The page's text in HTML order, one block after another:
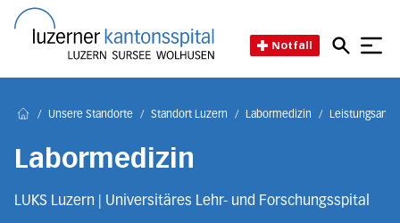
Notfall
/ Unsere Standorte / Standort Luzern / Labormedizin /
Labormedizin
LUKS Luzern | Universitäres Lehr- und Forschungsspital